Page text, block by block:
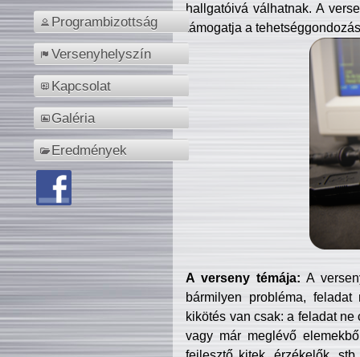
Programbizottság
Versenyhelyszín
Kapcsolat
Galéria
Eredmények
hallgatóivá válhatnak. A
támogatja a
A verseny témája: A
bármilyen probléma, feladat
kikötés van csak: a feladat
vagy már meglévő